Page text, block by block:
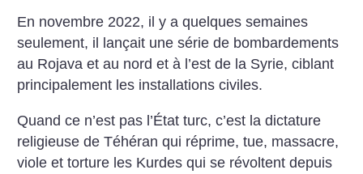
En novembre 2022, il y a quelques semaines
seulement, il lançait une série de bombardements
au Rojava et au nord et à l’est de la Syrie, ciblant
principalement les installations civiles.
Quand ce n’est pas l’État turc, c’est la dictature
religieuse de Téhéran qui réprime, tue, massacre,
viole et torture les Kurdes qui se révoltent depuis